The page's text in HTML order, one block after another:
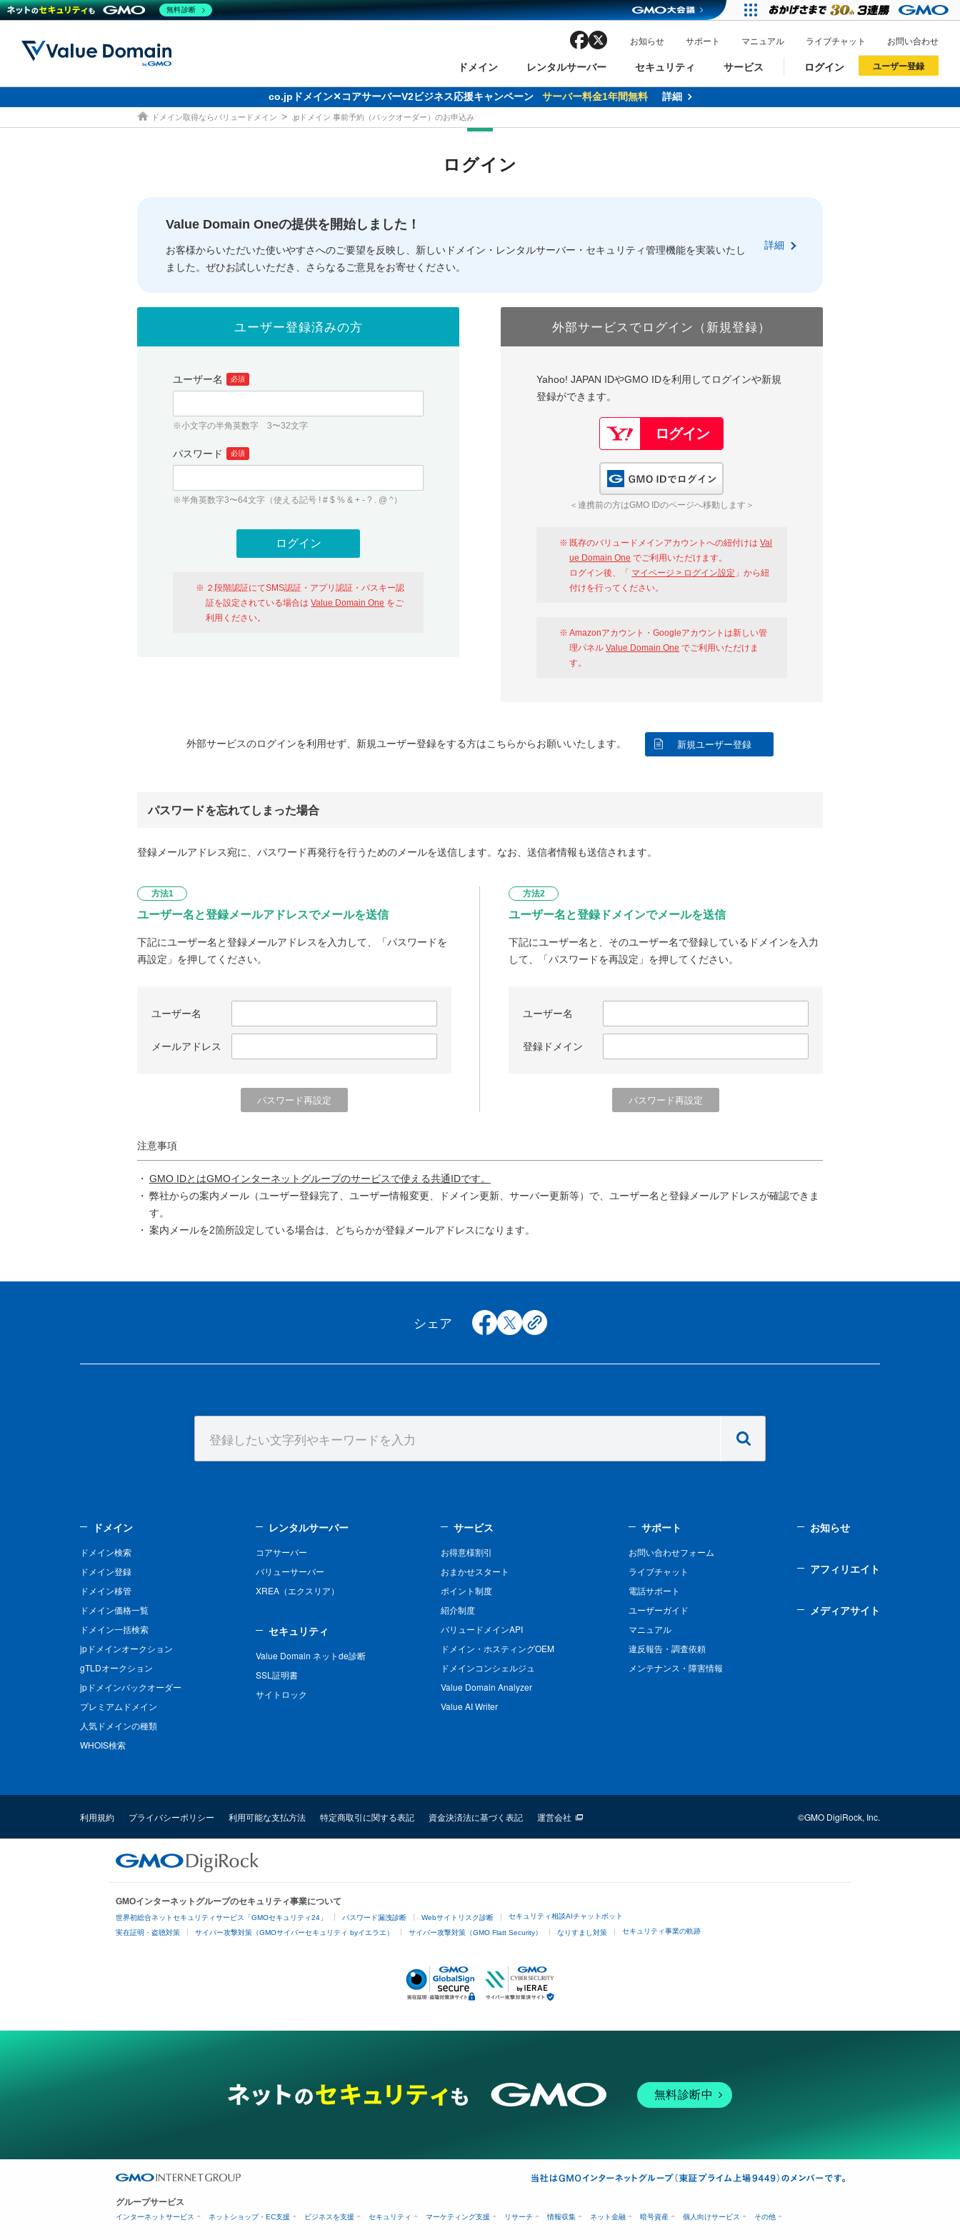
ドメイン
ドメイン ドメイン検索
ドメイン一括検索
人気ドメインの種類 WHOIS検索
レンタルサーバー
レンタルサーバー コアサーバー
セキュリティ
セキュリティ Value Domain ネットde診断
サービス
サービス お得意様割引
バリュードメインAPI
facebook お知らせ サポート マニュアル ライブチャット お問い合わせ
ログイン
従来のバリュードメインをご利用希望の方 おすすめ One レンタルサーバーを含む最新の機能を使う方
以下でもログイン可能
ユーザー登録
従来のバリュードメインをご利用希望の方 おすすめ One レンタルサーバーを含む最新の機能を使う方
以下でも登録可能
co.jpドメイン✕コアサーバーV2ビジネス応援キャンペーン サーバー料金1年間無料 詳細
ドメイン取得ならバリュードメイン .jpドメイン 事前予約（バックオーダー）のお申込み
ログイン
Value Domain Oneの提供を開始しました！
お客様からいただいた使いやすさへのご要望を反映し、新しいドメイン・レンタルサーバー・セキュリティ管理機能を実装いたし
ました。ぜひお試しいただき、さらなるご意見をお寄せください。
詳細
ユーザー登録済みの方
ユーザー名 必須
※小文字の半角英数字 3〜32文字
パスワード 必須
※半角英数字3〜64文字（使える記号 ! # $ % & + - ? . @ ^）
２段階認証にてSMS認証・アプリ認証・パスキー認
証を設定されている場合はValue Domain One をご
利用ください。
外部サービスでログイン（新規登録）
Yahoo! JAPAN IDやGMO IDを利用してログインや新規
登録ができます。
＜連携前の方はGMO IDのページへ移動します＞
既存のバリュードメインアカウントへの紐付けはVal
ue Domain One でご利用いただけます。
ログイン後、「 マイページ > ログイン設定 」から紐
付けを行ってください。
Amazonアカウント・Googleアカウントは新しい管
理パネルValue Domain One でご利用いただけま
す。
外部サービスのログインを利用せず、新規ユーザー登録をする方はこちらからお願いいたします。 新規ユーザー登録
パスワードを忘れてしまった場合
登録メールアドレス宛に、パスワード再発行を行うためのメールを送信します。なお、送信者情報も送信されます。
方法1
ユーザー名と登録メールアドレスでメールを送信
下記にユーザー名と登録メールアドレスを入力して、「パスワードを
再設定」を押してください。
ユーザー名
メールアドレス
方法2
ユーザー名と登録ドメインでメールを送信
下記にユーザー名と、そのユーザー名で登録しているドメインを入力
して、「パスワードを再設定」を押してください。
ユーザー名
登録ドメイン
注意事項
GMO IDとはGMOインターネットグループのサービスで使える共通IDです。
弊社からの案内メール（ユーザー登録完了、ユーザー情報変更、ドメイン更新、サーバー更新等）で、ユーザー名と登録メールアドレスが確認できま
す。
案内メールを2箇所設定している場合は、どちらかが登録メールアドレスになります。
シェア facebook
x copy
ドメイン
ドメイン検索
ドメイン登録
ドメイン移管
ドメイン価格一覧
ドメイン一括検索
jpドメインオークション
gTLDオークション
jpドメインバックオーダー
プレミアムドメイン
人気ドメインの種類
WHOIS検索
レンタルサーバー
コアサーバー
バリューサーバー
XREA（エクスリア）
セキュリティ
Value Domain ネットde診断
SSL証明書
サイトロック
サービス
お得意様割引
おまかせスタート
ポイント制度
紹介制度
バリュードメインAPI
ドメイン・ホスティングOEM
ドメインコンシェルジュ
Value Domain Analyzer
Value AI Writer
サポート
お問い合わせフォーム
ライブチャット
電話サポート
ユーザーガイド
マニュアル
違反報告・調査依頼
メンテナンス・障害情報
お知らせ
アフィリエイト
メディアサイト
利用規約 プライバシーポリシー 利用可能な支払方法 特定商取引に関する表記 資金決済法に基づく表記 運営会社 ©GMO DigiRock, Inc.
GMOインターネットグループのセキュリティ事業について
世界初総合ネットセキュリティサービス「GMOセキュリティ24」 パスワード漏洩診断 Webサイトリスク診断 セキュリティ相談AIチャットボット
実在証明・盗聴対策 サイバー攻撃対策（GMOサイバーセキュリティ byイエラエ） サイバー攻撃対策（GMO Flatt Security） なりすまし対策 セキュリティ事業の軌跡
無料診断中
グループサービス
インターネットサービス ネットショップ・EC支援 ビジネスを支援 セキュリティ マーケティング支援 リサーチ 情報収集 ネット金融 暗号資産 個人向けサービス その他
無料診断